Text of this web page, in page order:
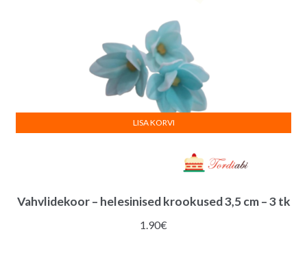
Vahvlidekoor – helesinised krookused 3,5 cm – 3 tk
1.90€
LISA KORVI